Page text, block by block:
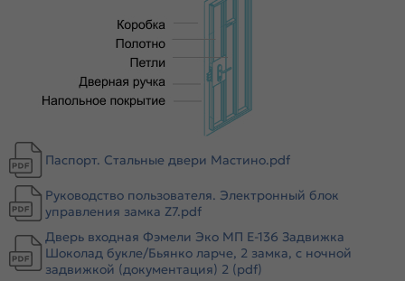
Толщина стали полотна (снаружи/внутри), мм:
Ширина наличника:
Тип коробки:
Уплотнитель:
3 контура уплотнителей, резиновый и
Усиление:
гибы жесткости в коробе и полотне
Утепление:
Базальтовая плита высокой плотности 110
кг.м.куб., пенополистирол, ХДФ 3,2мм
Утепление коробки:
Крепление:
Анкерные болты
Паспорт. Стальные двери Мастино.pdf
Руководство пользователя. Электронный блок
управления замка Z7.pdf
Дверь входная Фэмели Эко МП E-136 Задвижка
Шоколад букле/Бьянко ларче, 2 замка, с ночной
задвижкой (документация) 2 (pdf)